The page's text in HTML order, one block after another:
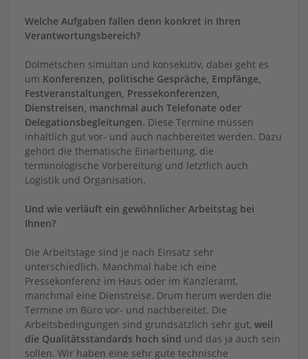
Welche Aufgaben fallen denn konkret in Ihren
Verantwortungsbereich?
Dolmetschen simultan und konsekutiv, dabei geht es
um Konferenzen, politische Gespräche, Empfänge,
Festveranstaltungen, Pressekonferenzen,
Dienstreisen, manchmal auch Telefonate oder
Delegationsbegleitungen. Diese Termine müssen
inhaltlich gut vor- und auch nachbereitet werden. Dazu
gehört die thematische Einarbeitung, die
terminologische Vorbereitung und letztlich auch
Logistik und Organisation.
Und wie verläuft ein gewöhnlicher Arbeitstag bei
Ihnen?
Die Arbeitstage sind je nach Einsatz sehr
unterschiedlich. Manchmal habe ich eine
Pressekonferenz im Haus oder im Kanzleramt,
manchmal eine Dienstreise. Drum herum werden die
Termine im Büro vor- und nachbereitet. Die
Arbeitsbedingungen sind grundsätzlich sehr gut, weil
die Qualitätsstandards hoch sind und das ja auch sein
sollen. Wir haben eine sehr gute technische